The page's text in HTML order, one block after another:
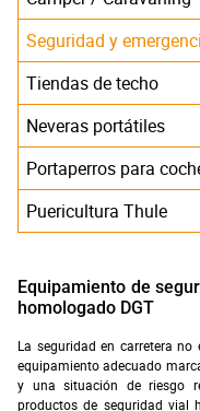
Seguridad y
Tiendas de techo
Neveras portátiles
Portaperros para
Puericultura Thule
Equipamiento de
homologado DGT
La seguridad en carretera
equipamiento adecuado
y una situación de riesgo
productos de seguridad vial